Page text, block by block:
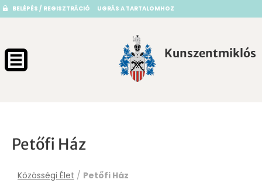
BELÉPÉS / REGISZTRÁCIÓ UGRÁS A TARTALOMHOZ
Kunszentmiklós
Petőfi Ház
Közösségi Élet / Petőfi Ház